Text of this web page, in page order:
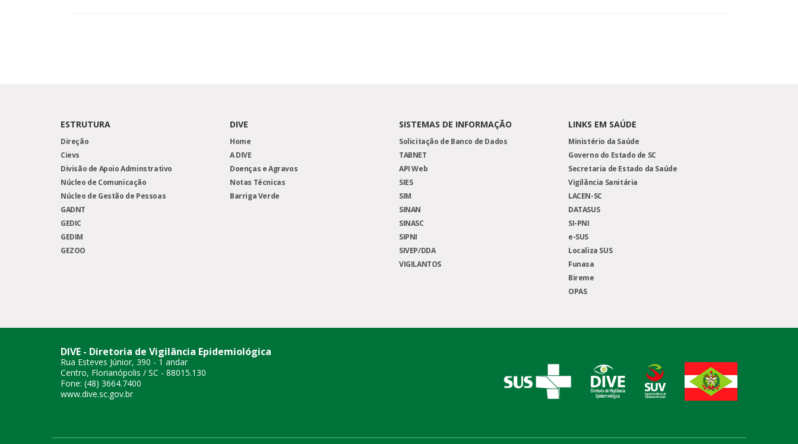
ESTRUTURA
Direção
Cievs
Divisão de Apoio Adminstrativo
Núcleo de Comunicação
Núcleo de Gestão de Pessoas
GADNT
GEDIC
GEDIM
GEZOO
DIVE
Home
A DIVE
Doenças e Agravos
Notas Técnicas
Barriga Verde
SISTEMAS DE INFORMAÇÃO
Solicitação de Banco de Dados
TABNET
API Web
SIES
SIM
SINAN
SINASC
SIPNI
SIVEP/DDA
VIGILANTOS
LINKS EM SAÚDE
Ministério da Saúde
Governo do Estado de SC
Secretaria de Estado da Saúde
Vigilância Sanitária
LACEN-SC
DATASUS
SI-PNI
e-SUS
Localiza SUS
Funasa
Bireme
OPAS
DIVE - Diretoria de Vigilância Epidemiológica
Rua Esteves Júnior, 390 - 1 andar
Centro, Florianópolis / SC - 88015.130
Fone: (48) 3664.7400
www.dive.sc.gov.br